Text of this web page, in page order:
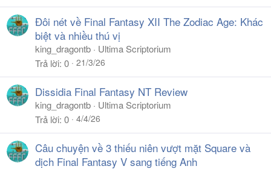
Đôi nét về Final Fantasy XII The Zodiac Age: Khác
biệt và nhiều thú vị
king_dragontb
Ultima Scriptorium
Trả lời 0 21/3/26
Dissidia Final Fantasy NT Review
king_dragontb
Ultima Scriptorium
Trả lời 0 4/4/26
Câu chuyện về 3 thiếu niên vượt mặt Square và
dịch Final Fantasy V sang tiếng Anh